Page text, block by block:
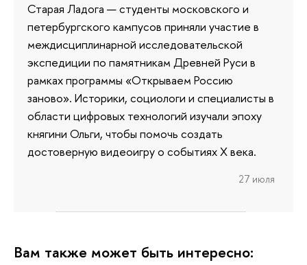
Старая Ладога — студенты московского и
петербургского кампусов приняли участие в
междисциплинарной исследовательской
экспедиции по памятникам Древней Руси в
рамках программы «Открываем Россию
заново». Историки, социологи и специалисты в
области цифровых технологий изучали эпоху
княгини Ольги, чтобы помочь создать
достоверную видеоигру о событиях X века.
27 июля
Вам также может быть интересно: